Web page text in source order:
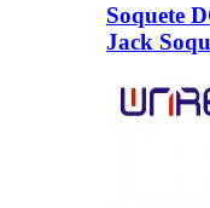
Soquete
Jack